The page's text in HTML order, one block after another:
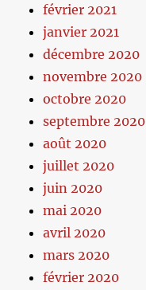
février 2021
janvier 2021
décembre 2020
novembre 2020
octobre 2020
septembre 2020
août 2020
juillet 2020
juin 2020
mai 2020
avril 2020
mars 2020
février 2020